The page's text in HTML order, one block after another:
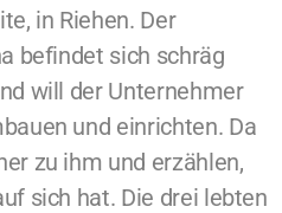
in Riehen. Der
befindet sich schräg
will der Unternehmer
und einrichten. Da
zu ihm und erzählen,
sich hat. Die drei lebten